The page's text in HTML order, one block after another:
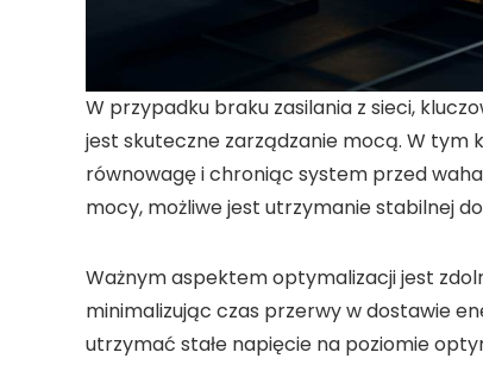
W przypadku braku zasilania z sieci,
jest skuteczne zarządzanie mocą. W tym
równowagę i chroniąc system przed
mocy, możliwe jest utrzymanie stabilnej
Ważnym aspektem optymalizacji jest
minimalizując czas przerwy w dostawie
utrzymać stałe napięcie na poziomie